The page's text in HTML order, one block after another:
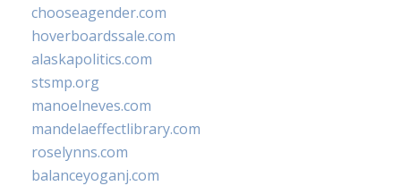
chooseagender.com
hoverboardssale.com
alaskapolitics.com
stsmp.org
manoelneves.com
mandelaeffectlibrary.com
roselynns.com
balanceyoganj.com